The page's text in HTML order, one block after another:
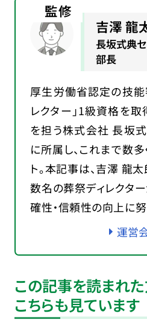
監修
吉澤 龍
長坂式典
部長
厚生労働省認定の技能
レクター」1級資格を
を担う株式会社 長坂
に所属し、これまで数
ト。本記事は、吉澤 龍
数名の葬祭ディレクタ
確性・信頼性の向上に努
運営
この記事を読まれ
こちらも見ています